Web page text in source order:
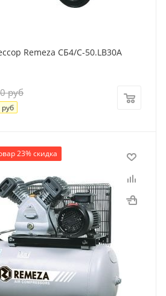
Remeza СБ4/С-50.LB30A
руб
руб
23% скидка